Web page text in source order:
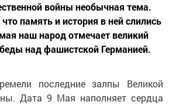
войны необычная тема.
память и история в ней слились
наш народ отмечает великий
над фашистской Германией.
последние залпы Великой
Дата 9 Мая наполняет сердца